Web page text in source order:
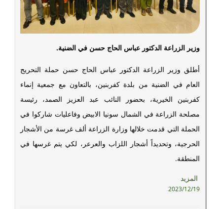
وزير الزراعة الدكتور عباس الحاج حسن في الضنية.
أطلق وزير الزراعة الدكتور عباس الحاج حسن حملة التحريج
العام في الضنية من بلدة كفربنين، بالتعاون مع جمعية إنماء
كفربنين الخيرية، بحضور النائب عبد العزيز الصمد، رئيسة
مصلحة الزراعة في الشمال سونيا الابيض وفاعليات شاركوا في
الحملة التي قدمت خلالها وزارة الزراعة ألف غرسة من الأشجار
الحرجية، وتحديداً أشجار اللزاب والعرعر، لكي يتم غرسها في
المنطقة.
المزيد
2023/12/19